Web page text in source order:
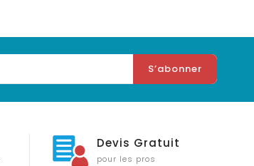
Devis Gratuit
pour les pros